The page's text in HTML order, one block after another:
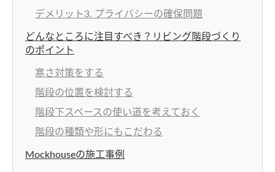
デメリット3. プライバシーの確保問題
どんなところに注目すべき？リビング階段づくり
のポイント
寒さ対策をする
階段の位置を検討する
階段下スペースの使い道を考えておく
階段の種類や形にもこだわる
Mockhouseの施工事例